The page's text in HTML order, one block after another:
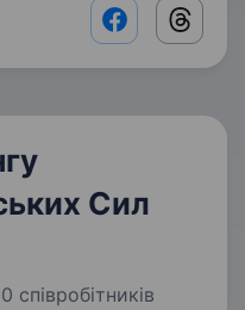
Facebook
Сил
співробітників